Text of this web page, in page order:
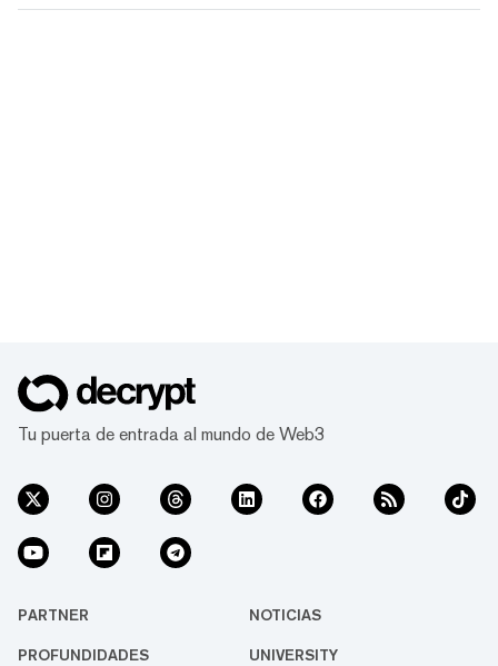
Tu puerta de entrada al mundo de Web3
PARTNER NOTICIAS
PROFUNDIDADES UNIVERSITY